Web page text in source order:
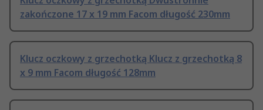
zakończone 17 x 19 mm Facom długość 230mm
Klucz oczkowy z grzechotką Klucz z grzechotką 8
x 9 mm Facom długość 128mm